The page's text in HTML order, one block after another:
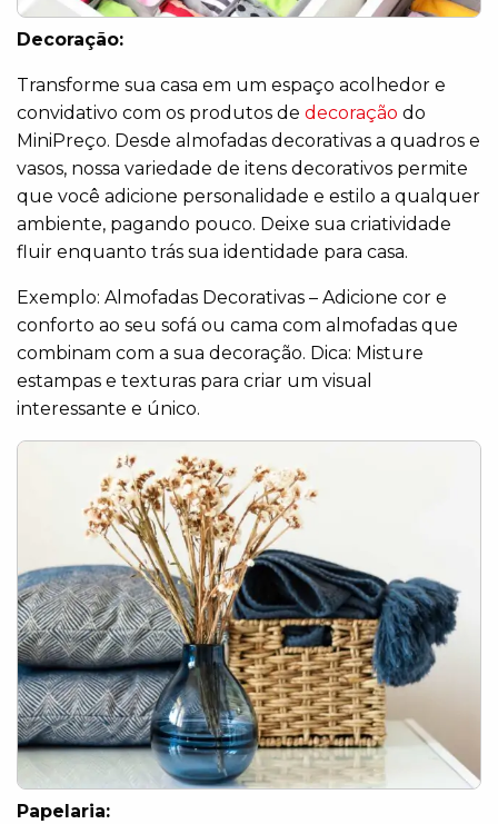
Decoração:
Transforme sua casa em um espaço acolhedor e
convidativo com os produtos de decoração do
MiniPreço. Desde almofadas decorativas a quadros e
vasos, nossa variedade de itens decorativos permite
que você adicione personalidade e estilo a qualquer
ambiente, pagando pouco. Deixe sua criatividade
fluir enquanto trás sua identidade para casa.
Exemplo: Almofadas Decorativas – Adicione cor e
conforto ao seu sofá ou cama com almofadas que
combinam com a sua decoração. Dica: Misture
estampas e texturas para criar um visual
interessante e único.
Papelaria: